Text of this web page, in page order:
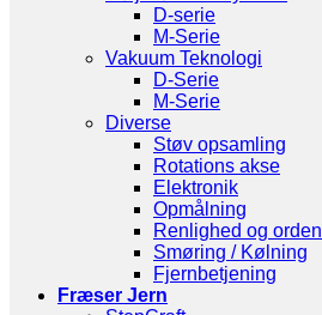
D-serie
M-Serie
Vakuum Teknologi
D-Serie
M-Serie
Diverse
Støv opsamling
Rotations akse
Elektronik
Opmålning
Renlighed og orden
Smøring / Kølning
Fjernbetjening
Fræser Jern